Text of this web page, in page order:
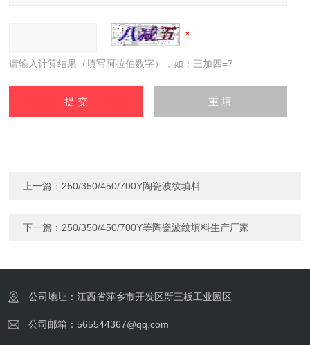
请输入计算结果（填写阿拉伯数字），如：三加四=7
上一篇： 250/350/450/700Y陶瓷波纹填料
下一篇： 250/350/450/700Y等陶瓷波纹填料生产厂家
公司地址：江西省萍乡市开发区新三板工业园区
公司邮箱：565544367@qq.com